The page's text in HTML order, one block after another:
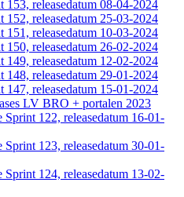
153, releasedatum 08-04-2024
152, releasedatum 25-03-2024
151, releasedatum 10-03-2024
150, releasedatum 26-02-2024
149, releasedatum 12-02-2024
148, releasedatum 29-01-2024
147, releasedatum 15-01-2024
LV BRO + portalen 2023
Sprint 122, releasedatum 16-01-
Sprint 123, releasedatum 30-01-
Sprint 124, releasedatum 13-02-